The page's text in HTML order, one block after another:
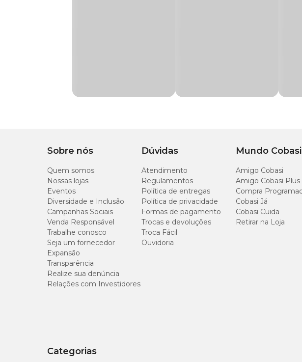
Sobre nós
Quem somos
Nossas lojas
Eventos
Diversidade e Inclusão
Campanhas Sociais
Venda Responsável
Trabalhe conosco
Seja um fornecedor
Expansão
Transparência
Realize sua denúncia
Relações com Investidores
Dúvidas
Atendimento
Regulamentos
Política de entregas
Política de privacidade
Formas de pagamento
Trocas e devoluções
Troca Fácil
Ouvidoria
Mundo Cobasi
Amigo Cobasi
Amigo Cobasi Plus
Compra
Cobasi Já
Cobasi Cuida
Retirar na Loja
Categorias